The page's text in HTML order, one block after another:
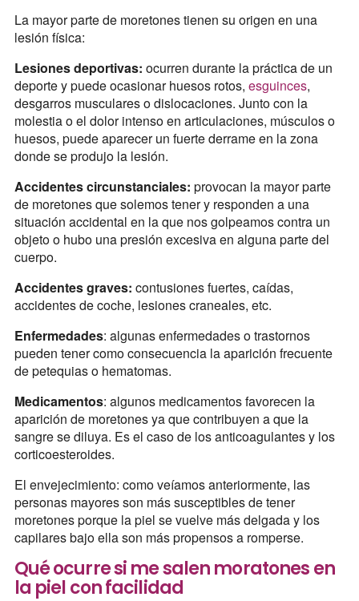
La mayor parte de moretones tienen su origen en una
lesión física:
Lesiones deportivas: ocurren durante la práctica de un
deporte y puede ocasionar huesos rotos, esguinces,
desgarros musculares o dislocaciones. Junto con la
molestia o el dolor intenso en articulaciones, músculos o
huesos, puede aparecer un fuerte derrame en la zona
donde se produjo la lesión.
Accidentes circunstanciales: provocan la mayor parte
de moretones que solemos tener y responden a una
situación accidental en la que nos golpeamos contra un
objeto o hubo una presión excesiva en alguna parte del
cuerpo.
Accidentes graves: contusiones fuertes, caídas,
accidentes de coche, lesiones craneales, etc.
Enfermedades: algunas enfermedades o trastornos
pueden tener como consecuencia la aparición frecuente
de petequias o hematomas.
Medicamentos: algunos medicamentos favorecen la
aparición de moretones ya que contribuyen a que la
sangre se diluya. Es el caso de los anticoagulantes y los
corticoesteroides.
El envejecimiento: como veíamos anteriormente, las
personas mayores son más susceptibles de tener
moretones porque la piel se vuelve más delgada y los
capilares bajo ella son más propensos a romperse.
Qué ocurre si me salen moratones en
la piel con facilidad